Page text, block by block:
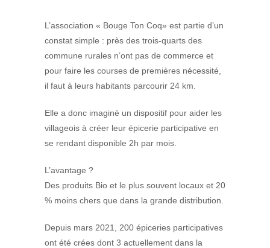
L’association « Bouge Ton Coq» est partie d’un
constat simple : près des trois-quarts des
commune rurales n’ont pas de commerce et
pour faire les courses de premières nécessité,
il faut à leurs habitants parcourir 24 km.
Elle a donc imaginé un dispositif pour aider les
villageois à créer leur épicerie participative en
se rendant disponible 2h par mois.
L’avantage ?
Des produits Bio et le plus souvent locaux et 20
% moins chers que dans la grande distribution.
Depuis mars 2021, 200 épiceries participatives
ont été crées dont 3 actuellement dans la